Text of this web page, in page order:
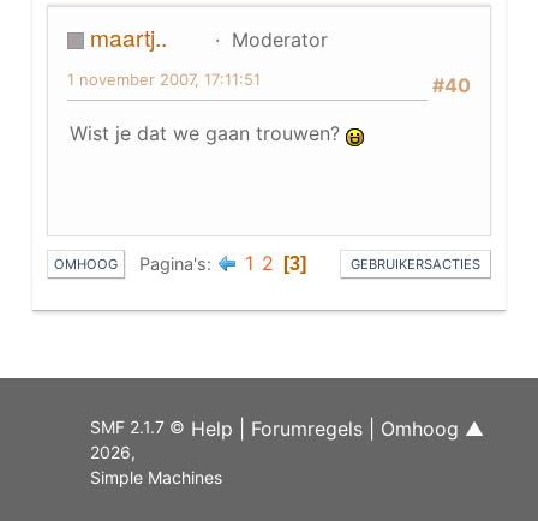
maartj..
Moderator
#40
1 november 2007, 17:11:51
Wist je dat we gaan trouwen?
OMHOOG Pagina's 1 2 3 GEBRUIKERSACTIES
Help Forumregels Omhoog ▲
SMF 2.1.7 ©
2026,
Simple Machines